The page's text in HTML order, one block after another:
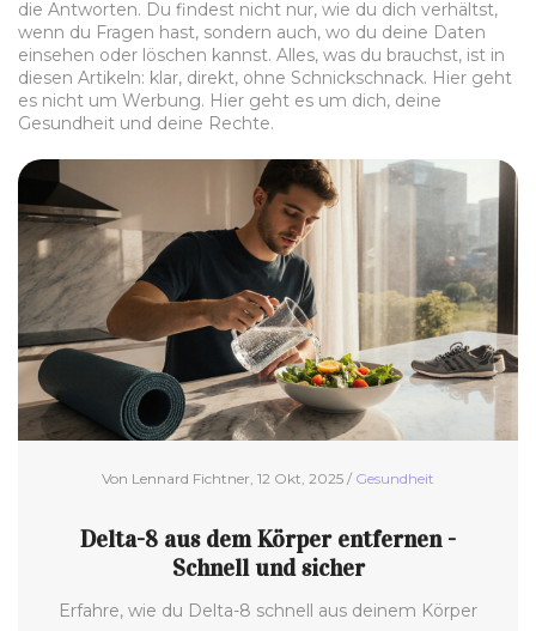
die Antworten. Du findest nicht nur, wie du dich verhältst,
wenn du Fragen hast, sondern auch, wo du deine Daten
einsehen oder löschen kannst. Alles, was du brauchst, ist in
diesen Artikeln: klar, direkt, ohne Schnickschnack. Hier geht
es nicht um Werbung. Hier geht es um dich, deine
Gesundheit und deine Rechte.
Von Lennard Fichtner, 12 Okt, 2025 / Gesundheit
Delta-8 aus dem Körper entfernen -
Schnell und sicher
Erfahre, wie du Delta-8 schnell aus deinem Körper